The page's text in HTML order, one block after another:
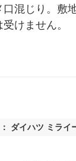
混じり。敷
けません。
ダイハツ ミライ